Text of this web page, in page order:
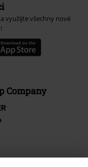
využijte všechny nové
Company